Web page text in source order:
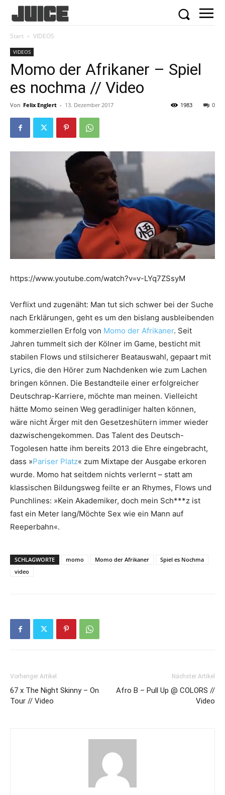
Start VIDEOS
VIDEOS
Momo der Afrikaner – Spiel
es nochma // Video
Von Felix Englert - 13. Dezember 2017 0
1983
https://www.youtube.com/watch?v=v-LYq7ZSsyM
Verflixt und zugenäht: Man tut sich schwer bei der Suche
nach Erklärungen, geht es um den bislang ausbleibenden
kommerziellen Erfolg von Momo der Afrikaner. Seit
Jahren tummelt sich der Kölner im Game, besticht mit
stabilen Flows und stilsicherer Beatauswahl, gepaart mit
Lyrics, die den Hörer zum Nachdenken wie zum Lachen
bringen können. Die Bestandteile einer erfolgreicher
Deutschrap-Karriere, möchte man meinen. Vielleicht
hätte Momo seinen Weg geradliniger halten können,
wäre nicht Ärger mit den Gesetzeshütern immer wieder
dazwischengekommen. Das Talent des Deutsch-
Togolesen hatte ihm bereits 2013 die Ehre eingebracht,
dass »Pariser Platz« zum Mixtape der Ausgabe erkoren
wurde. Momo hat seitdem nichts verlernt – statt am
klassischen Bildungsweg feilte er an Rhymes, Flows und
Punchlines: »Kein Akademiker, doch mein Sch***z ist
fast ein Meter lang/Möchte Sex wie ein Mann auf
Reeperbahn«.
SCHLAGWORTE momo Momo der Afrikaner
Spiel es Nochma
video
Vorheriger Artikel
67 x The Night Skinny – On
Tour // Video
Nächster Artikel
Afro B – Pull Up @ COLORS //
Video